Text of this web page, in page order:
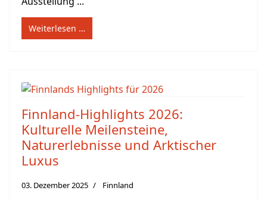
Weiterlesen …
Finnland-Highlights 2026:
Kulturelle Meilensteine,
Naturerlebnisse und Arktischer
Luxus
03. Dezember 2025 Finnland